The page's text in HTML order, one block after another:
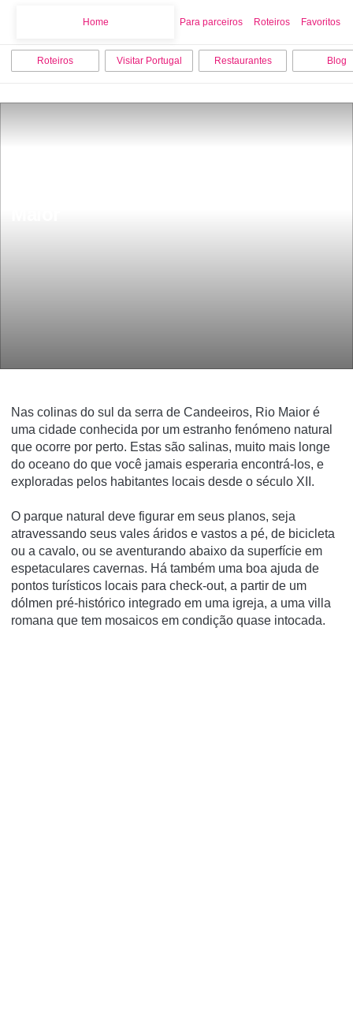
Home Para parceiros Roteiros Favoritos
Roteiros Visitar Portugal Restaurantes Blog
Nas colinas do sul da serra de Candeeiros, Rio Maior é
uma cidade conhecida por um estranho fenómeno natural
que ocorre por perto. Estas são salinas, muito mais longe
do oceano do que você jamais esperaria encontrá-los, e
exploradas pelos habitantes locais desde o século XII.
O parque natural deve figurar em seus planos, seja
atravessando seus vales áridos e vastos a pé, de bicicleta
ou a cavalo, ou se aventurando abaixo da superfície em
espetaculares cavernas. Há também uma boa ajuda de
pontos turísticos locais para check-out, a partir de um
dólmen pré-histórico integrado em uma igreja, a uma villa
romana que tem mosaicos em condição quase intocada.